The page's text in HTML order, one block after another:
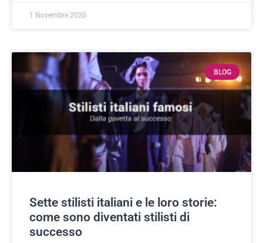
1 Novembre 2020
BLOG
Sette stilisti italiani e le loro storie:
come sono diventati stilisti di
successo